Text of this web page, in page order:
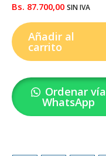
Bs. 87.700,00 SIN IVA
Añadir al
carrito
Ordenar vía
WhatsApp